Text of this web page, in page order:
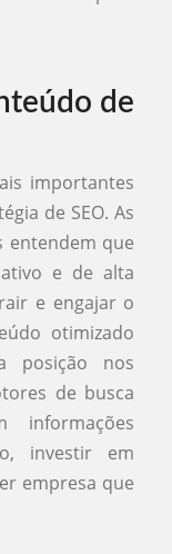
de
importantes
de SEO. As
entendem que
e de alta
e engajar o
otimizado
posição nos
de busca
informações
investir em
empresa que